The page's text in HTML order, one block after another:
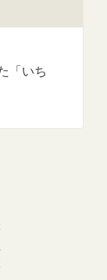
「いち